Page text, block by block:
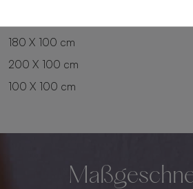
180 X 100 cm
200 X 100 cm
100 X 100 cm